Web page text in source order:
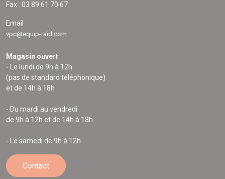
Fax : 03 89 61 70 67
Email
vpc@equip-raid.com
Magasin ouvert
- Le lundi de 9h à 12h
(pas de standard téléphonique)
et de 14h à 18h
- Du mardi au vendredi
de 9h à 12h et de 14h à 18h
- Le samedi de 9h à 12h
Contact